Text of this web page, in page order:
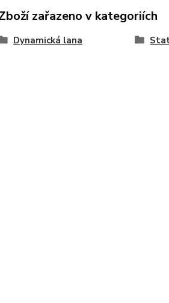
zařazeno v kategoriích
Dynamická lana